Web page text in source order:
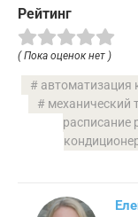
Рейтинг
( Пока оценок нет )
автоматизация
механический
расписание